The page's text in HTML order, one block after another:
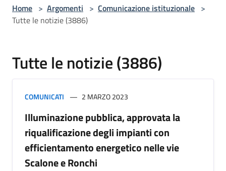
Home > Argomenti > Comunicazione istituzionale >
Tutte le notizie (3886)
Tutte le notizie (3886)
COMUNICATI 2 MARZO 2023
Illuminazione pubblica, approvata la
riqualificazione degli impianti con
efficientamento energetico nelle vie
Scalone e Ronchi